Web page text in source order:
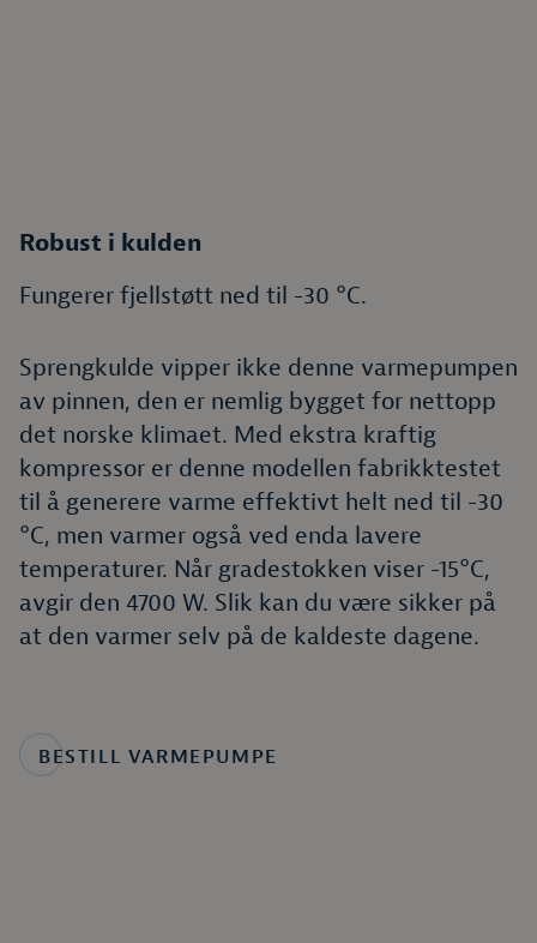
Robust i kulden
Fungerer fjellstøtt ned til -30 °C.
Sprengkulde vipper ikke denne varmepumpen
av pinnen, den er nemlig bygget for nettopp
det norske klimaet. Med ekstra kraftig
kompressor er denne modellen fabrikktestet
til å generere varme effektivt helt ned til -30
°C, men varmer også ved enda lavere
temperaturer. Når gradestokken viser -15°C,
avgir den 4700 W. Slik kan du være sikker på
at den varmer selv på de kaldeste dagene.
BESTILL VARMEPUMPE